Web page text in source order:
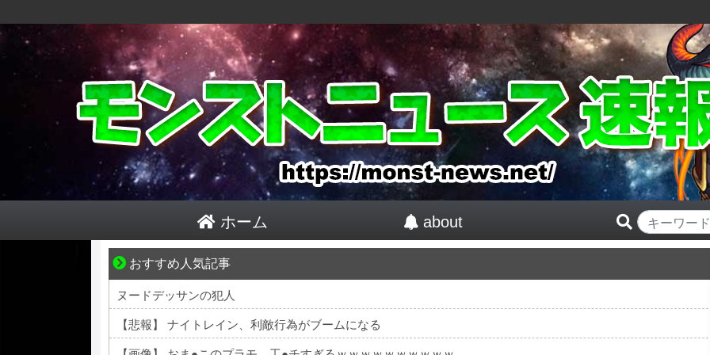
ホーム about
おすすめ人気記事
それは純愛か、それともストーカー疑惑か
ヌードデッサンの犯人
【悲報】 ナイトレイン、利敵行為がブームになる